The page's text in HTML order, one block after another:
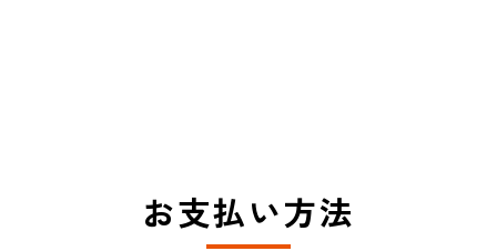
お支払い方法